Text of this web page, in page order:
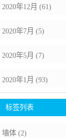
2020年12月 (61)
2020年7月 (5)
2020年5月 (7)
2020年1月 (93)
标签列表
墙体 (2)